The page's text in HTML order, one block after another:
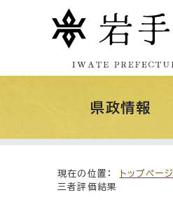
県政情報
現在の位置： トップページ
三者評価結果